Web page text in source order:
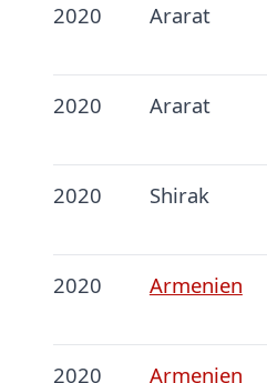
2020 Ararat
2020 Ararat
2020 Shirak
2020 Armenien
2020 Armenien